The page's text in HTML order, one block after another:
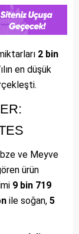
2 bin
en düşük
ve Meyve
ürün
9 bin 719
ile soğan, 5